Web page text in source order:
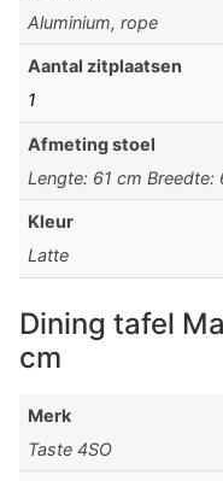
Aluminium, rope
Aantal zitplaatsen
1
Afmeting stoel
Lengte: 61 cm
Kleur
Latte
Dining tafel
cm
Merk
Taste 4SO